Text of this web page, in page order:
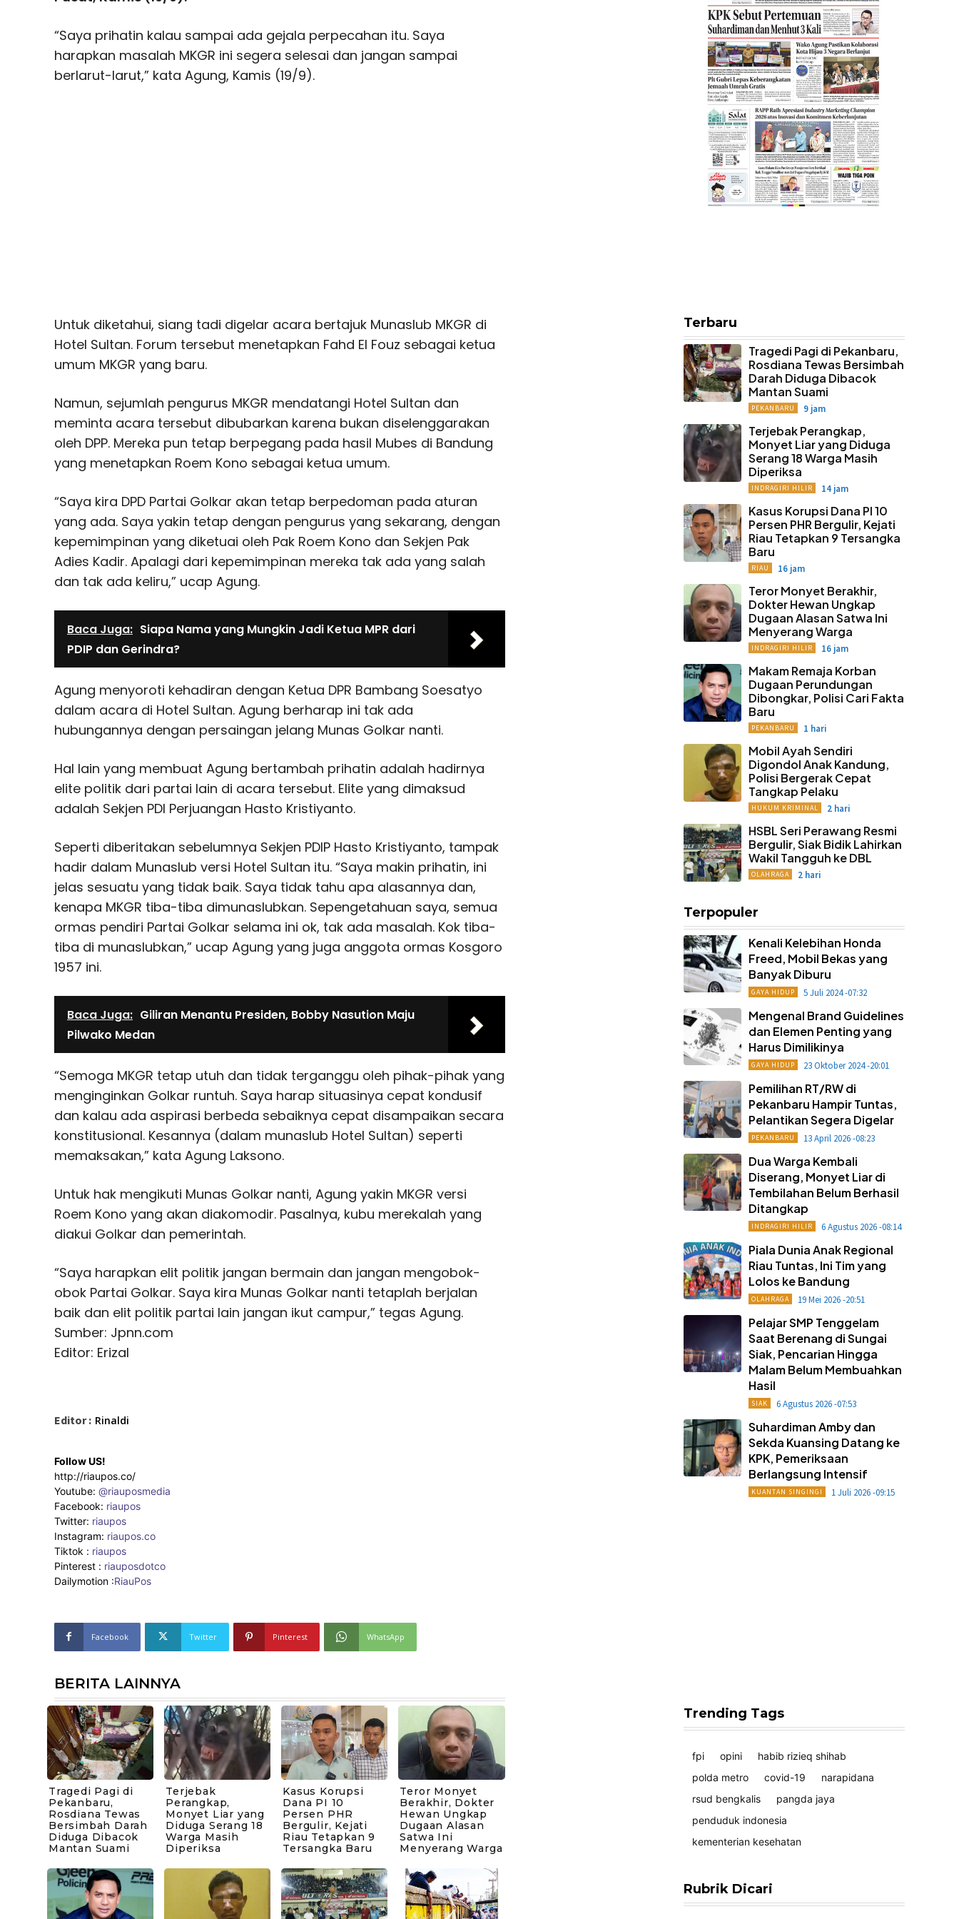
“Saya prihatin kalau sampai ada gejala perpecahan itu. Saya
harapkan masalah MKGR ini segera selesai dan jangan sampai
berlarut-larut,” kata Agung, Kamis (19/9).
Untuk diketahui, siang tadi digelar acara bertajuk Munaslub MKGR di
Hotel Sultan. Forum tersebut menetapkan Fahd El Fouz sebagai ketua
umum MKGR yang baru.
Namun, sejumlah pengurus MKGR mendatangi Hotel Sultan dan
meminta acara tersebut dibubarkan karena bukan diselenggarakan
oleh DPP. Mereka pun tetap berpegang pada hasil Mubes di Bandung
yang menetapkan Roem Kono sebagai ketua umum.
“Saya kira DPD Partai Golkar akan tetap berpedoman pada aturan
yang ada. Saya yakin tetap dengan pengurus yang sekarang, dengan
kepemimpinan yang diketuai oleh Pak Roem Kono dan Sekjen Pak
Adies Kadir. Apalagi dari kepemimpinan mereka tak ada yang salah
dan tak ada keliru,” ucap Agung.
Baca Juga: Siapa Nama yang Mungkin Jadi Ketua MPR dari
PDIP dan Gerindra?
Agung menyoroti kehadiran dengan Ketua DPR Bambang Soesatyo
dalam acara di Hotel Sultan. Agung berharap ini tak ada
hubungannya dengan persaingan jelang Munas Golkar nanti.
Hal lain yang membuat Agung bertambah prihatin adalah hadirnya
elite politik dari partai lain di acara tersebut. Elite yang dimaksud
adalah Sekjen PDI Perjuangan Hasto Kristiyanto.
Seperti diberitakan sebelumnya Sekjen PDIP Hasto Kristiyanto, tampak
hadir dalam Munaslub versi Hotel Sultan itu. “Saya makin prihatin, ini
jelas sesuatu yang tidak baik. Saya tidak tahu apa alasannya dan,
kenapa MKGR tiba-tiba dimunaslubkan. Sepengetahuan saya, semua
ormas pendiri Partai Golkar selama ini ok, tak ada masalah. Kok tiba-
tiba di munaslubkan,” ucap Agung yang juga anggota ormas Kosgoro
1957 ini.
Baca Juga: Giliran Menantu Presiden, Bobby Nasution Maju
Pilwako Medan
“Semoga MKGR tetap utuh dan tidak terganggu oleh pihak-pihak yang
menginginkan Golkar runtuh. Saya harap situasinya cepat kondusif
dan kalau ada aspirasi berbeda sebaiknya cepat disampaikan secara
konstitusional. Kesannya (dalam munaslub Hotel Sultan) seperti
memaksakan,” kata Agung Laksono.
Untuk hak mengikuti Munas Golkar nanti, Agung yakin MKGR versi
Roem Kono yang akan diakomodir. Pasalnya, kubu merekalah yang
diakui Golkar dan pemerintah.
“Saya harapkan elit politik jangan bermain dan jangan mengobok-
obok Partai Golkar. Saya kira Munas Golkar nanti tetaplah berjalan
baik dan elit politik partai lain jangan ikut campur,” tegas Agung.
Sumber: Jpnn.com
Editor: Erizal
Editor : Rinaldi
Follow US!
http://riaupos.co/
Youtube: @riauposmedia
Facebook: riaupos
Twitter: riaupos
Instagram: riaupos.co
Tiktok : riaupos
Pinterest : riauposdotco
Dailymotion :RiauPos
Facebook Twitter Pinterest WhatsApp
BERITA LAINNYA
Tragedi Pagi di
Pekanbaru,
Rosdiana Tewas
Bersimbah Darah
Diduga Dibacok
Mantan Suami
Terjebak
Perangkap,
Monyet Liar yang
Diduga Serang 18
Warga Masih
Diperiksa
Kasus Korupsi
Dana PI 10
Persen PHR
Bergulir, Kejati
Riau Tetapkan 9
Tersangka Baru
Teror Monyet
Berakhir, Dokter
Hewan Ungkap
Dugaan Alasan
Satwa Ini
Menyerang Warga
Terbaru
Tragedi Pagi di Pekanbaru,
Rosdiana Tewas Bersimbah
Darah Diduga Dibacok
Mantan Suami
PEKANBARU 9 jam
Terjebak Perangkap,
Monyet Liar yang Diduga
Serang 18 Warga Masih
Diperiksa
INDRAGIRI HILIR 14 jam
Kasus Korupsi Dana PI 10
Persen PHR Bergulir, Kejati
Riau Tetapkan 9 Tersangka
Baru
RIAU 16 jam
Teror Monyet Berakhir,
Dokter Hewan Ungkap
Dugaan Alasan Satwa Ini
Menyerang Warga
INDRAGIRI HILIR 16 jam
Makam Remaja Korban
Dugaan Perundungan
Dibongkar, Polisi Cari Fakta
Baru
PEKANBARU 1 hari
Mobil Ayah Sendiri
Digondol Anak Kandung,
Polisi Bergerak Cepat
Tangkap Pelaku
HUKUM KRIMINAL 2 hari
HSBL Seri Perawang Resmi
Bergulir, Siak Bidik Lahirkan
Wakil Tangguh ke DBL
OLAHRAGA 2 hari
Terpopuler
Kenali Kelebihan Honda
Freed, Mobil Bekas yang
Banyak Diburu
GAYA HIDUP 5 Juli 2024 -07:32
Mengenal Brand Guidelines
dan Elemen Penting yang
Harus Dimilikinya
GAYA HIDUP 23 Oktober 2024 -20:01
Pemilihan RT/RW di
Pekanbaru Hampir Tuntas,
Pelantikan Segera Digelar
PEKANBARU 13 April 2026 -08:23
Dua Warga Kembali
Diserang, Monyet Liar di
Tembilahan Belum Berhasil
Ditangkap
INDRAGIRI HILIR 6 Agustus 2026 -08:14
Piala Dunia Anak Regional
Riau Tuntas, Ini Tim yang
Lolos ke Bandung
OLAHRAGA 19 Mei 2026 -20:51
Pelajar SMP Tenggelam
Saat Berenang di Sungai
Siak, Pencarian Hingga
Malam Belum Membuahkan
Hasil
SIAK 6 Agustus 2026 -07:53
Suhardiman Amby dan
Sekda Kuansing Datang ke
KPK, Pemeriksaan
Berlangsung Intensif
KUANTAN SINGINGI 1 Juli 2026 -09:15
Trending Tags
fpi opini
habib rizieq shihab
polda metro
covid-19
narapidana
rsud bengkalis
pangda jaya
penduduk indonesia
kementerian kesehatan
Rubrik Dicari